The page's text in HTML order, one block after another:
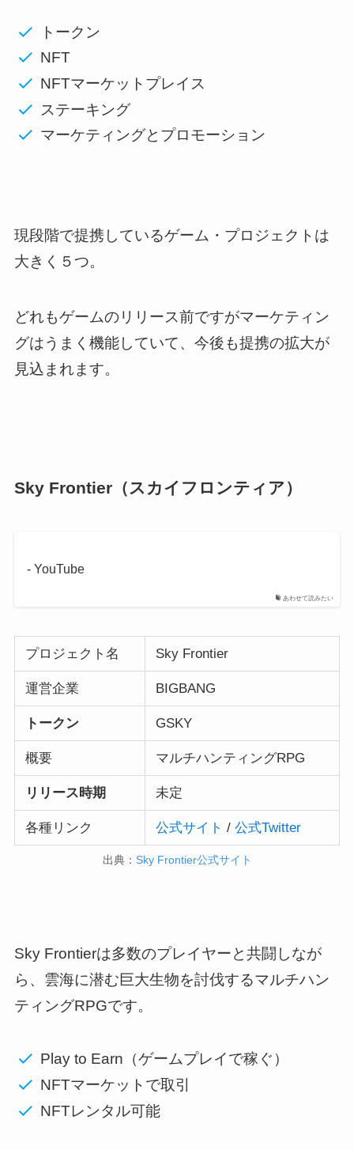
トークン
NFT
NFTマーケットプレイス
ステーキング
マーケティングとプロモーション
現段階で提携しているゲーム・プロジェクトは
大きく５つ。
どれもゲームのリリース前ですがマーケティン
グはうまく機能していて、今後も提携の拡大が
見込まれます。
Sky Frontier（スカイフロンティア）
あわせて読みたい
- YouTube
プロジェクト名 Sky Frontier
運営企業 BIGBANG
トークン GSKY
概要 マルチハンティングRPG
リリース時期 未定
各種リンク 公式サイト / 公式Twitter
出典： Sky Frontier公式サイト
Sky Frontierは多数のプレイヤーと共闘しなが
ら、雲海に潜む巨大生物を討伐するマルチハン
ティングRPGです。
Play to Earn（ゲームプレイで稼ぐ）
NFTマーケットで取引
NFTレンタル可能